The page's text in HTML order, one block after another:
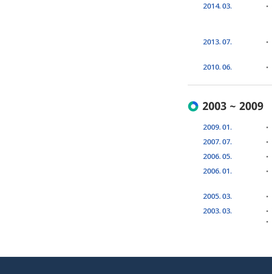
2014. 03.
2013. 07.
2010. 06.
2003 ~ 2009
2009. 01.
2007. 07.
2006. 05.
2006. 01.
2005. 03.
2003. 03.